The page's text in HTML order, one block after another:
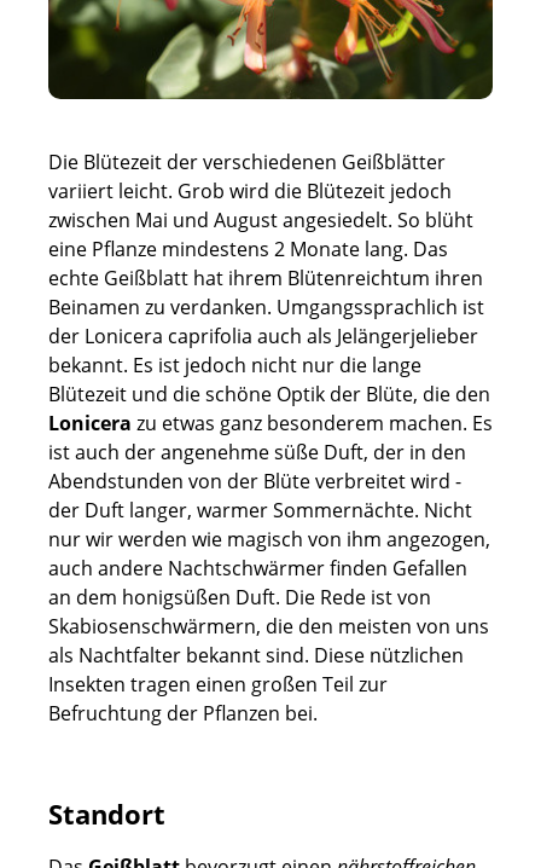
Die Blütezeit der verschiedenen Geißblätter
variiert leicht. Grob wird die Blütezeit jedoch
zwischen Mai und August angesiedelt. So blüht
eine Pflanze mindestens 2 Monate lang. Das
echte Geißblatt hat ihrem Blütenreichtum ihren
Beinamen zu verdanken. Umgangssprachlich ist
der Lonicera caprifolia auch als Jelängerjelieber
bekannt. Es ist jedoch nicht nur die lange
Blütezeit und die schöne Optik der Blüte, die den
Lonicera zu etwas ganz besonderem machen. Es
ist auch der angenehme süße Duft, der in den
Abendstunden von der Blüte verbreitet wird -
der Duft langer, warmer Sommernächte. Nicht
nur wir werden wie magisch von ihm angezogen,
auch andere Nachtschwärmer finden Gefallen
an dem honigsüßen Duft. Die Rede ist von
Skabiosenschwärmern, die den meisten von uns
als Nachtfalter bekannt sind. Diese nützlichen
Insekten tragen einen großen Teil zur
Befruchtung der Pflanzen bei.
Standort